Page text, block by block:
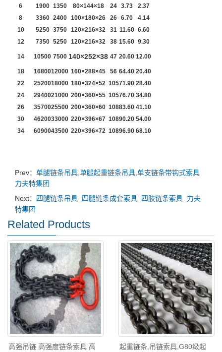
6 1900 1350 80×144×18 24 3.73
2.37
8
3360 2400 100×180×26 26 6.70
4.14
10
5250 3750 120×216×32 31 11.60 6.60
12
7350 5250 120×216×32 38 15.60 9.30
14 10500 7500 140×252×38 47 20.60 12.00
18 1680012000 160×288×45 56 64.40 20.40
22
2520018000 180×324×52 10571.90 28.40
24
2940021000 200×360×55 10576.70 34.80
26
3570025500 200×360×60 10883.60 41.10
30
4620033000 220×396×67 10890.20 54.00
34
6090043500 220×396×72 10896.90 68.10
Prev： 单腿链条吊具,单腿起重链条吊具,单支链条带钩式索具
力夫特集团
Next：
四腿链条吊具_四腿链条成套索具_四肢链条索具_力夫
特集团
Related Products
高强吊链 高强度链条索具 高
起重链条,吊链索具,G80级起